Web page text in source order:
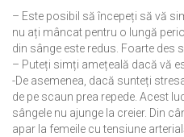
– Este posibil să începeți să vă
nu ați mâncat pentru o lungă
din sânge este redus. Foarte des
– Puteți simți amețeală dacă vă
-De asemenea, dacă sunteți
de pe scaun prea repede. Acest
sângele nu ajunge la creier. Din
apar la femeile cu tensiune